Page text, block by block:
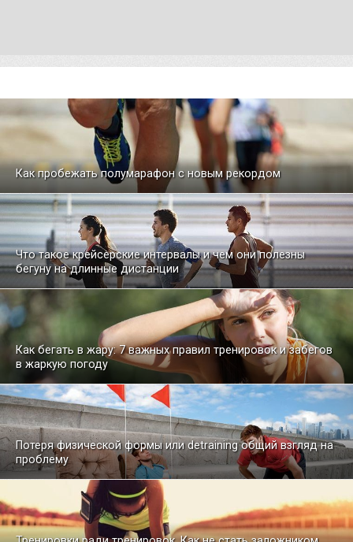
Как пробежать полумарафон с новым рекордом
Что такое крейсерские интервалы и чем они полезны
бегуну на длинные дистанции
Как бегать в жару: 7 важных правил тренировок и забегов
в жаркую погоду
Потеря физической формы или detraining общий взгляд на
проблему